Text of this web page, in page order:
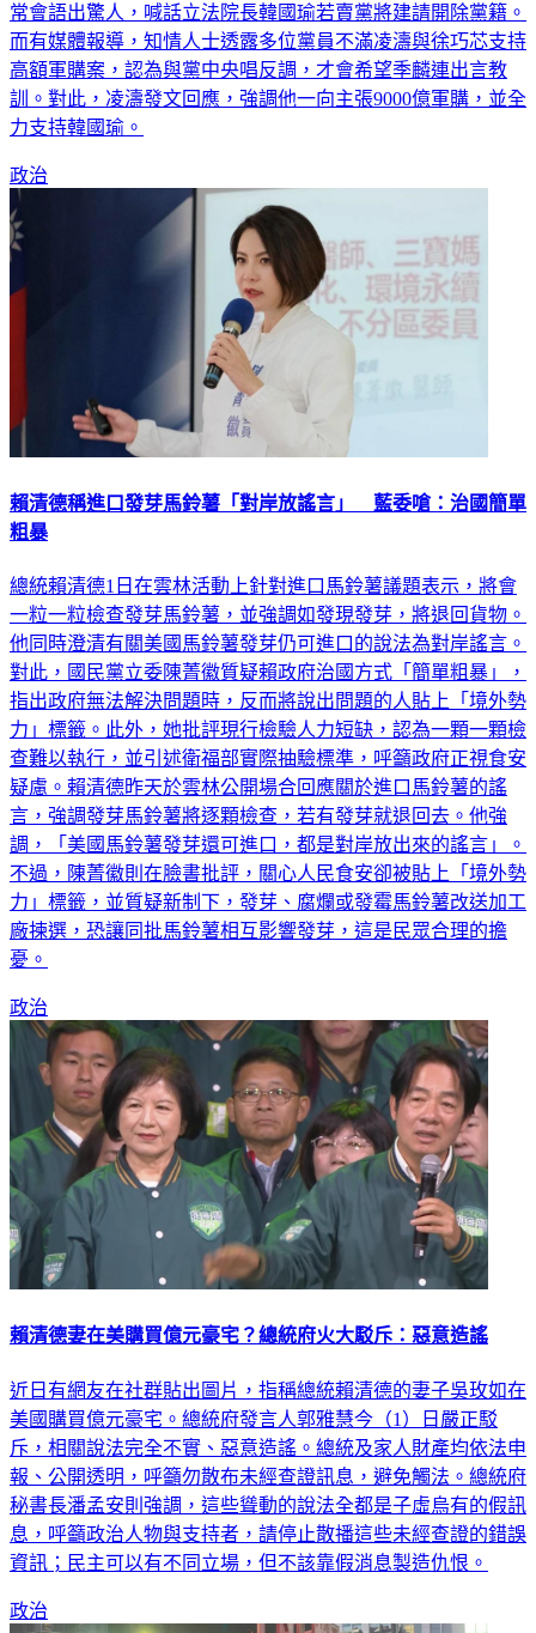
而有媒體報導，知情人士透露多位黨員不滿凌濤與徐巧芯支持
高額軍購案，認為與黨中央唱反調，才會希望季麟連出言教
訓。對此，凌濤發文回應，強調他一向主張9000億軍購，並全
力支持韓國瑜。
粗暴
一粒一粒檢查發芽馬鈴薯，並強調如發現發芽，將退回貨物。
他同時澄清有關美國馬鈴薯發芽仍可進口的說法為對岸謠言。
對此，國民黨立委陳菁徽質疑賴政府治國方式「簡單粗暴」，
指出政府無法解決問題時，反而將說出問題的人貼上「境外勢
力」標籤。此外，她批評現行檢驗人力短缺，認為一顆一顆檢
查難以執行，並引述衛福部實際抽驗標準，呼籲政府正視食安
疑慮。賴清德昨天於雲林公開場合回應關於進口馬鈴薯的謠
言，強調發芽馬鈴薯將逐顆檢查，若有發芽就退回去。他強
調，「美國馬鈴薯發芽還可進口，都是對岸放出來的謠言」。
不過，陳菁徽則在臉書批評，關心人民食安卻被貼上「境外勢
力」標籤，並質疑新制下，發芽、腐爛或發霉馬鈴薯改送加工
廠揀選，恐讓同批馬鈴薯相互影響發芽，這是民眾合理的擔
憂。
美國購買億元豪宅。總統府發言人郭雅慧今（1）日嚴正駁
斥，相關說法完全不實、惡意造謠。總統及家人財產均依法申
報、公開透明，呼籲勿散布未經查證訊息，避免觸法。總統府
秘書長潘孟安則強調，這些聳動的說法全都是子虛烏有的假訊
息，呼籲政治人物與支持者，請停止散播這些未經查證的錯誤
資訊；民主可以有不同立場，但不該靠假消息製造仇恨。